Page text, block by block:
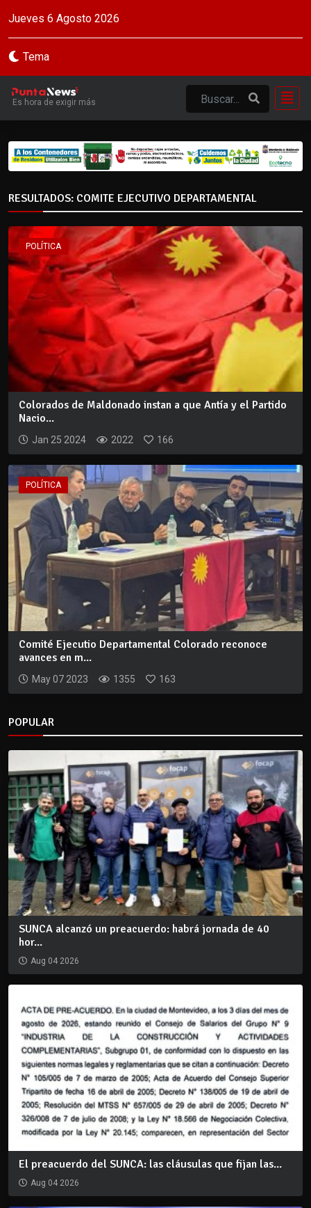
Jueves 6 Agosto 2026
Tema
Es hora de exigir más
RESULTADOS: COMITE EJECUTIVO DEPARTAMENTAL
POLÍTICA
Colorados de Maldonado instan a que Antía y el Partido
Nacio...
Jan 25 2024 2022 166
POLÍTICA
Comité Ejecutio Departamental Colorado reconoce
avances en m...
May 07 2023 1355 163
POPULAR
SUNCA alcanzó un preacuerdo: habrá jornada de 40
hor...
Aug 04 2026
El preacuerdo del SUNCA: las cláusulas que fijan las...
Aug 04 2026